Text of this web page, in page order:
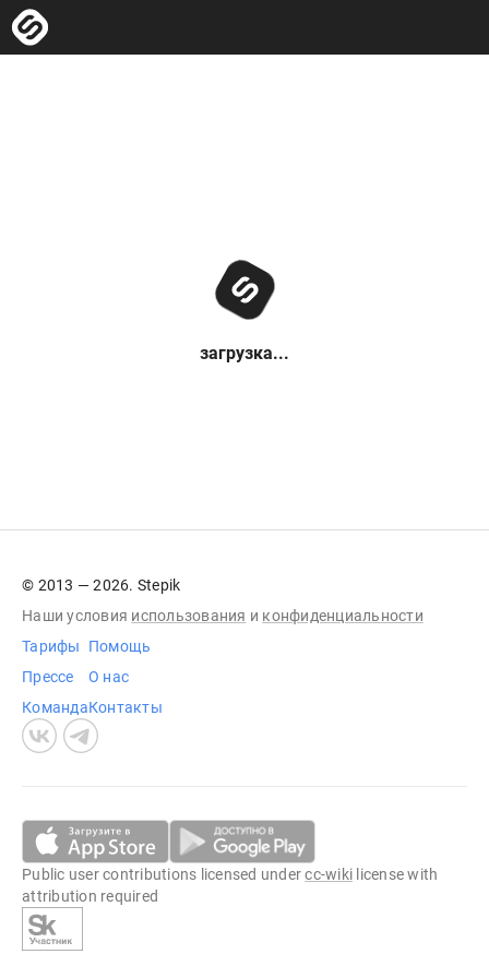
загрузка...
© 2013 — 2026. Stepik
Наши условия использования и конфиденциальности
Тарифы
Прессе
Команда
Помощь
О нас
Контакты
Public user contributions licensed undercc-wiki license with
attribution required